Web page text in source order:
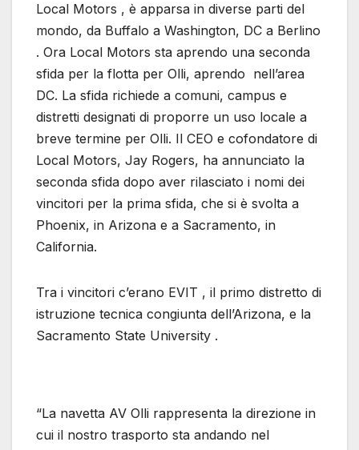
Local Motors , è apparsa in diverse parti del
mondo, da Buffalo a Washington, DC a Berlino
. Ora Local Motors sta aprendo una seconda
sfida per la flotta per Olli, aprendo nell’area
DC. La sfida richiede a comuni, campus e
distretti designati di proporre un uso locale a
breve termine per Olli. Il CEO e cofondatore di
Local Motors, Jay Rogers, ha annunciato la
seconda sfida dopo aver rilasciato i nomi dei
vincitori per la prima sfida, che si è svolta a
Phoenix, in Arizona e a Sacramento, in
California.
Tra i vincitori c’erano EVIT , il primo distretto di
istruzione tecnica congiunta dell’Arizona, e la
Sacramento State University .
“La navetta AV Olli rappresenta la direzione in
cui il nostro trasporto sta andando nel